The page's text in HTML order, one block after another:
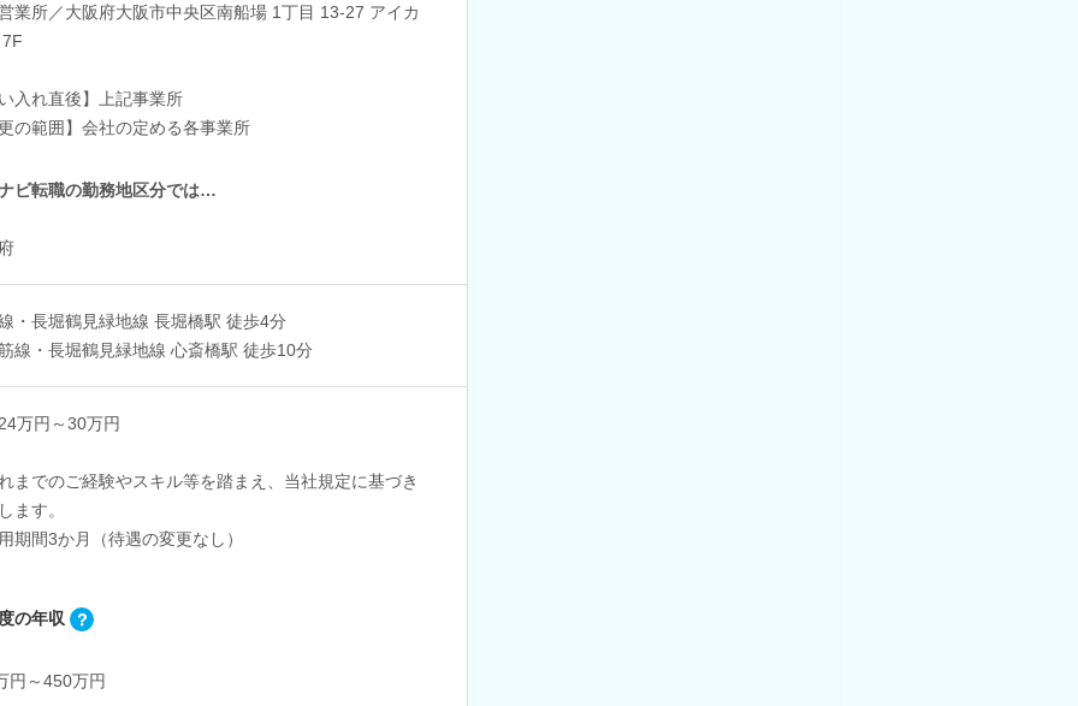
業所／大阪府大阪市中央区南船場 1丁目 13-27 アイカ
入れ直後】上記事業所
の範囲】会社の定める各事業所
ビ転職の勤務地区分では…
・長堀鶴見緑地線 長堀橋駅 徒歩4分
線・長堀鶴見緑地線 心斎橋駅 徒歩10分
万円～30万円
までのご経験やスキル等を踏まえ、当社規定に基づき
ます。
期間3か月（待遇の変更なし）
の年収
円～450万円